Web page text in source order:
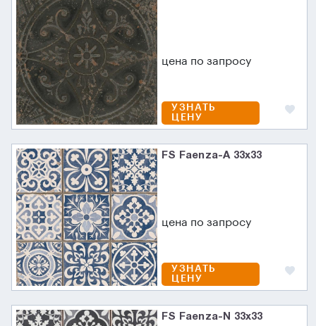
цена по запросу
УЗНАТЬ
ЦЕНУ
FS Faenza-A 33x33
цена по запросу
УЗНАТЬ
ЦЕНУ
FS Faenza-N 33x33